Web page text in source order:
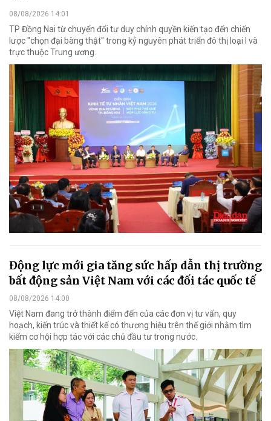
08/08/2026 14:01
TP Đồng Nai từ chuyển đổi tư duy chính quyền kiến tạo đến chiến
lược "chọn đại bàng thật" trong kỷ nguyên phát triển đô thị loại I và
trực thuộc Trung ương.
Động lực mới gia tăng sức hấp dẫn thị trường
bất động sản Việt Nam với các đối tác quốc tế
08/08/2026 14:00
Việt Nam đang trở thành điểm đến của các đơn vị tư vấn, quy
hoạch, kiến trúc và thiết kế có thương hiệu trên thế giới nhằm tìm
kiếm cơ hội hợp tác với các chủ đầu tư trong nước.